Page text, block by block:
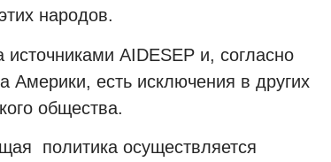
народов.
AIDESEP и, согласно
Америки, есть исключения в других
общества.
политика осуществляется